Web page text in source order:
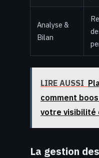
Analyse &
Bilan
LIRE AUSSI
comment
votre visibilité
La gestion